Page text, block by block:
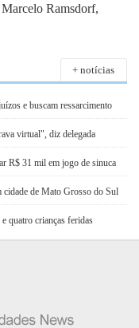
Ramsdorf,
+ notícias
e buscam ressarcimento
virtual", diz delegada
R$ 31 mil em jogo de sinuca
cidade de Mato Grosso do Sul
quatro crianças feridas